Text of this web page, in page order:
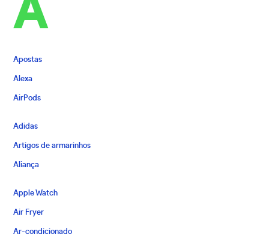
A
Apostas
Alexa
AirPods
Adidas
Artigos de armarinhos
Aliança
Apple Watch
Air Fryer
Ar-condicionado